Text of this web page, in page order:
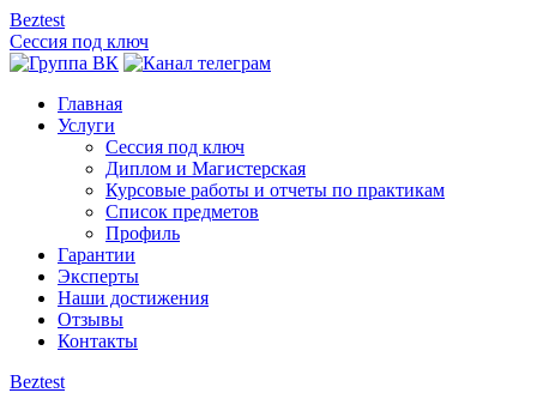
Beztest
Сессия под ключ
Главная
Услуги
Сессия под ключ
Диплом и Магистерская
Курсовые работы и отчеты по практикам
Список предметов
Профиль
Гарантии
Эксперты
Наши достижения
Отзывы
Контакты
Beztest